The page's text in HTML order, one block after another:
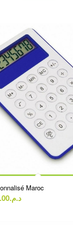
Maroc
د.م.Le